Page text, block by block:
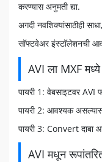
करण्यास अनुमती द्या.
अगदी नवशिक्यांसाठीही
सॉफ्टवेअर इंस्टॉलेशनची
AVI ला MXF
पायरी 1: वेबसाइटवर AVI
पायरी 2: आवश्यक
पायरी 3: Convert दाबा
AVI मधून